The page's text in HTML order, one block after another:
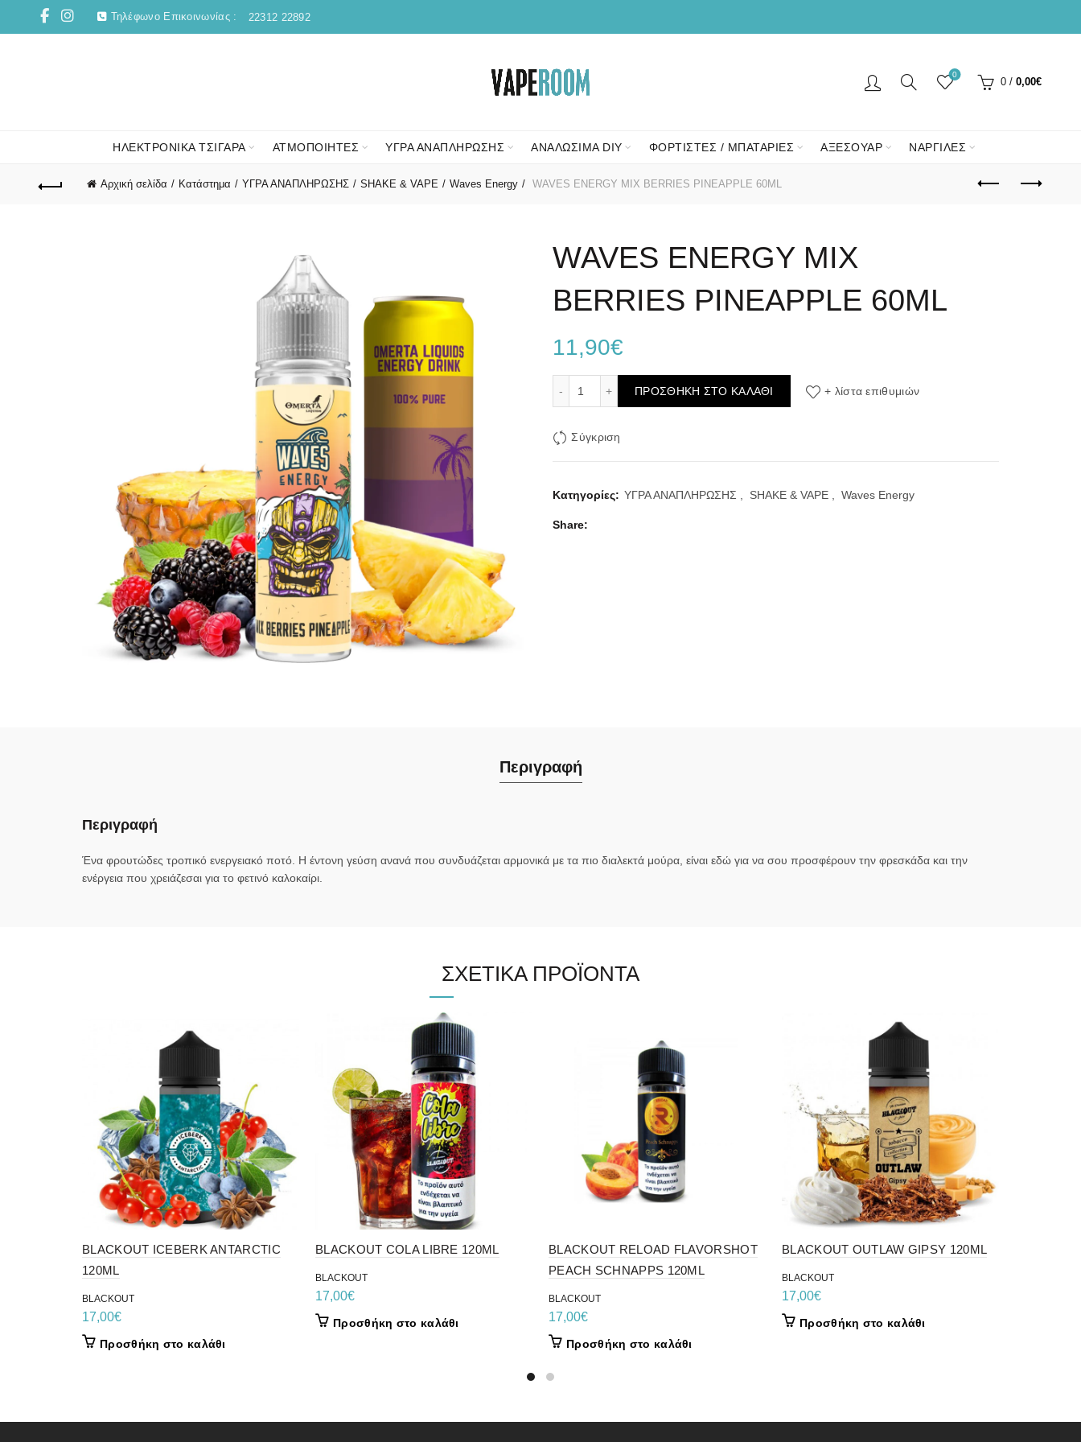
Τηλέφωνο Επικοινωνίας : 22312 22892
0
0 / 0,00€
ΗΛΕΚΤΡΟΝΙΚΑ ΤΣΙΓΑΡΑ ΑΤΜΟΠΟΙΗΤΕΣ ΥΓΡΑ ΑΝΑΠΛΗΡΩΣΗΣ ΑΝΑΛΩΣΙΜΑ DIY ΦΟΡΤΙΣΤΕΣ / ΜΠΑΤΑΡΙΕΣ ΑΞΕΣΟΥΑΡ ΝΑΡΓΙΛΕΣ
Αρχική σελίδα Κατάστημα ΥΓΡΑ ΑΝΑΠΛΗΡΩΣΗΣ SHAKE & VAPE Waves Energy WAVES ENERGY MIX BERRIES PINEAPPLE 60ML
WAVES ENERGY MIX
BERRIES PINEAPPLE 60ML
11,90€
WAVES ENERGY MIX BERRIES PINEAPPLE 60ML ποσότητα
ΠΡΟΣΘΉΚΗ ΣΤΟ ΚΑΛΆΘΙ + λίστα επιθυμιών
Σύγκριση
Κατηγορίες: ΥΓΡΑ ΑΝΑΠΛΗΡΩΣΗΣ SHAKE & VAPE Waves Energy
Share
Περιγραφή
Περιγραφή
Ένα φρουτώδες τροπικό ενεργειακό ποτό. Η έντονη γεύση ανανά που συνδυάζεται αρμονικά με τα πιο διαλεκτά μούρα, είναι εδώ για να σου προσφέρουν την φρεσκάδα και την
ενέργεια που χρειάζεσαι για το φετινό καλοκαίρι.
ΣΧΕΤΙΚΆ ΠΡΟΪΌΝΤΑ
BLACKOUT ICEBERK ANTARCTIC
120ML
BLACKOUT
17,00€
Προσθήκη στο καλάθι
BLACKOUT COLA LIBRE 120ML
BLACKOUT
17,00€
Προσθήκη στο καλάθι
BLACKOUT RELOAD FLAVORSHOT
PEACH SCHNAPPS 120ML
BLACKOUT
17,00€
Προσθήκη στο καλάθι
BLACKOUT OUTLAW GIPSY 120ML
BLACKOUT
17,00€
Προσθήκη στο καλάθι